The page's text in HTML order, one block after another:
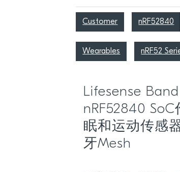
Customer nRF52840
Wearables nRF52
Lifesense
nRF52840
眠和运动传感
牙Mesh